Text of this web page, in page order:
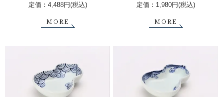
定価：4,488円(税込)
MORE
定価：1,980円(税込)
MORE